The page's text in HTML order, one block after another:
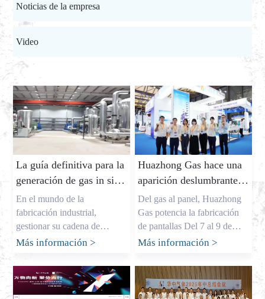
Noticias de la empresa
Video
La guía definitiva para la
generación de gas in situ:
cómo lograr ahorros de
costos y un suministro de
gas confiable
En el mundo de la
fabricación industrial,
gestionar su cadena de
suministro lo es todo. Como
fábrica de gas industrial en
China, mi nombre es Allen y
he pasado años ayudando a
Más información >
Huazhong Gas hace una
aparición deslumbrante
en DIC EXPO 2025
Del gas al panel, Huazhong
Gas potencia la fabricación
de pantallas Del 7 al 9 de
agosto, se inauguró
esperada Exposición
Internacional de Innovación
de Aplicaciones y Tecnología
Más información >